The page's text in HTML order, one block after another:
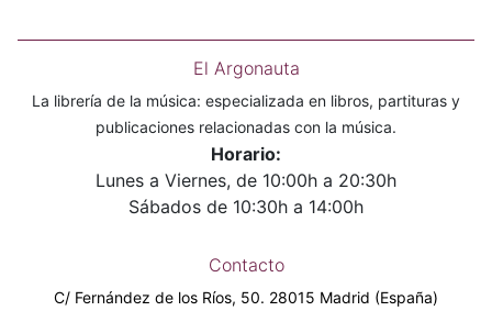
El Argonauta
La librería de la música: especializada en libros, partituras y
publicaciones relacionadas con la música.
Horario:
Lunes a Viernes, de 10:00h a 20:30h
Sábados de 10:30h a 14:00h
Contacto
C/ Fernández de los Ríos, 50. 28015 Madrid (España)